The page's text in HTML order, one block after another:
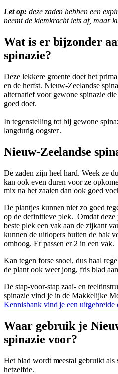
Let op: deze zaden hebben een
neemt de kiemkracht iets af, maar
Wat is er bijzonder
spinazie?
Deze lekkere groente doet het
en de herfst. Nieuw-Zeelandse
alternatief voor gewone spinazie
goed doet.
In tegenstelling tot bij gewone
langdurig oogsten.
Nieuw-Zeelandse
De zaden zijn heel hard. Week ze
kan ook even duren voor ze
mix na het zaaien dan ook goed
De plantjes kunnen niet zo goed
op de definitieve plek. Omdat deze
beste plek een vak aan de zijkant
kunnen de uitlopers buiten de bak
omhoog. Er passen er 2 in een vak.
Kan tegen forse snoei, dus haal
de plant ook weer jong, fris blad
De stap-voor-stap zaai- en
spinazie vind je in de Makkelijke
Kennisbank vind je een uitgebreide
Waar gebruik je
spinazie voor?
Het blad wordt meestal gebruikt als
hetzelfde.